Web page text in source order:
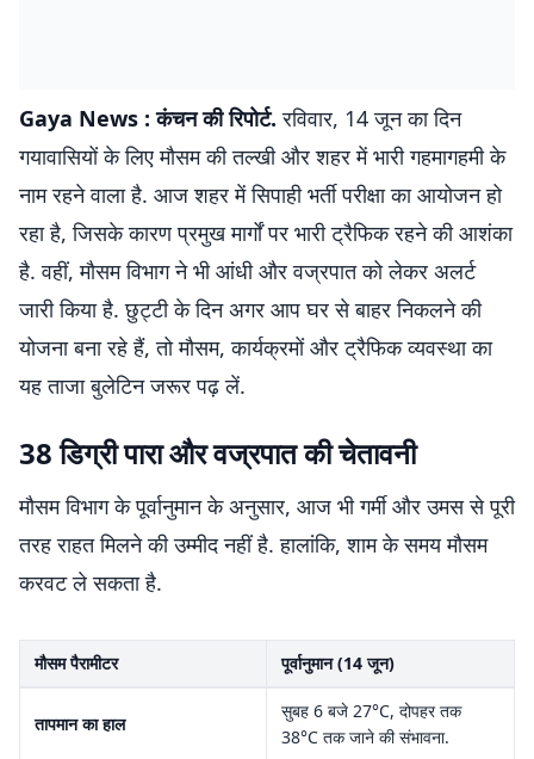
Gaya News : कंचन की रिपोर्ट. रविवार, 14 जून का दिन
गयावासियों के लिए मौसम की तल्खी और शहर में भारी गहमागहमी के
नाम रहने वाला है. आज शहर में सिपाही भर्ती परीक्षा का आयोजन हो
रहा है, जिसके कारण प्रमुख मार्गों पर भारी ट्रैफिक रहने की आशंका
है. वहीं, मौसम विभाग ने भी आंधी और वज्रपात को लेकर अलर्ट
जारी किया है. छुट्टी के दिन अगर आप घर से बाहर निकलने की
योजना बना रहे हैं, तो मौसम, कार्यक्रमों और ट्रैफिक व्यवस्था का
यह ताजा बुलेटिन जरूर पढ़ लें.
38 डिग्री पारा और वज्रपात की चेतावनी
मौसम विभाग के पूर्वानुमान के अनुसार, आज भी गर्मी और उमस से पूरी
तरह राहत मिलने की उम्मीद नहीं है. हालांकि, शाम के समय मौसम
करवट ले सकता है.
मौसम पैरामीटर पूर्वानुमान (14 जून)
तापमान का हाल
सुबह 6 बजे 27°C, दोपहर तक
38°C तक जाने की संभावना.